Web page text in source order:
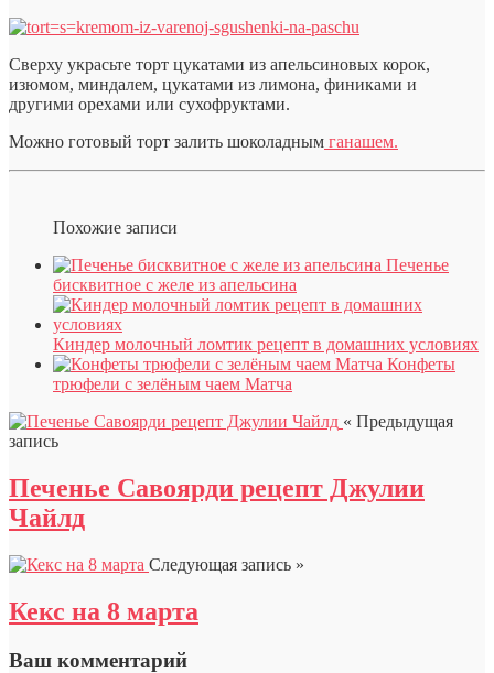
Сверху украсьте торт цукатами из апельсиновых корок,
изюмом, миндалем, цукатами из лимона, финиками и
другими орехами или сухофруктами.
Можно готовый торт залить шоколадным ганашем.
Похожие записи
Печенье
бисквитное с желе из апельсина
Киндер молочный ломтик рецепт в домашних условиях
Конфеты
трюфели с зелёным чаем Матча
« Предыдущая
запись
Печенье Савоярди рецепт Джулии
Чайлд
Следующая запись »
Кекс на 8 марта
Ваш комментарий